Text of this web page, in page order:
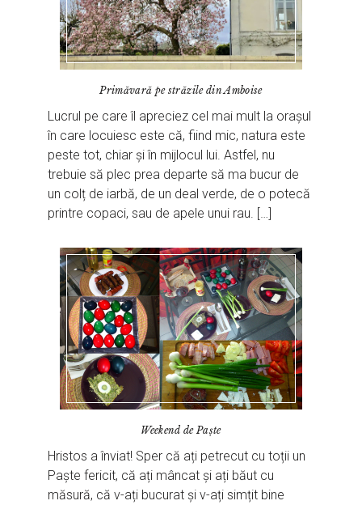
Primăvară pe străzile din Amboise
Lucrul pe care îl apreciez cel mai mult la orașul
în care locuiesc este că, fiind mic, natura este
peste tot, chiar și în mijlocul lui. Astfel, nu
trebuie să plec prea departe să ma bucur de
un colț de iarbă, de un deal verde, de o potecă
printre copaci, sau de apele unui rau. […]
Weekend de Paște
Hristos a înviat! Sper că ați petrecut cu toții un
Paște fericit, că ați mâncat și ați băut cu
măsură, că v-ați bucurat și v-ați simțit bine